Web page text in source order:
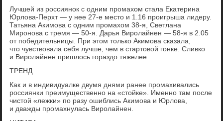
Лучшей из россиянок с одним промахом стала Екатерина
Юрлова-Перхт — у нее 27-е место и 1.16 проигрыша лидеру.
Татьяна Акимова с одним промахом 38-я, Светлана
Миронова с тремя — 50-я. Дарья Виролайнен — 58-я в 2.05
от победительницы. При этом только Акимова сказала,
что чувствовала себя лучше, чем в стартовой гонке. Сливко
и Виролайнен пришлось гораздо тяжелее.
ТРЕНД
Как и в индивидуалке двумя днями ранее промахивались
россиянки преимущественно на «стойке». Именно там после
чистой «лежки» по разу ошиблись Акимова и Юрлова,
и дважды промахнулась Виролайнен.